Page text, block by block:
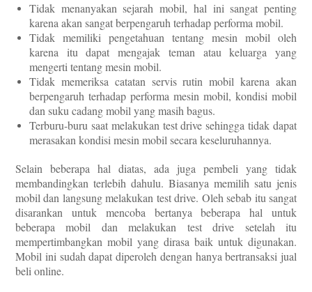
Tidak menanyakan sejarah mobil, hal ini sangat penting
karena akan sangat berpengaruh terhadap performa mobil.
Tidak memiliki pengetahuan tentang mesin mobil oleh
karena itu dapat mengajak teman atau keluarga yang
mengerti tentang mesin mobil.
Tidak memeriksa catatan servis rutin mobil karena akan
berpengaruh terhadap performa mesin mobil, kondisi mobil
dan suku cadang mobil yang masih bagus.
Terburu-buru saat melakukan test drive sehingga tidak dapat
merasakan kondisi mesin mobil secara keseluruhannya.
Selain beberapa hal diatas, ada juga pembeli yang tidak
membandingkan terlebih dahulu. Biasanya memilih satu jenis
mobil dan langsung melakukan test drive. Oleh sebab itu sangat
disarankan untuk mencoba bertanya beberapa hal untuk
beberapa mobil dan melakukan test drive setelah itu
mempertimbangkan mobil yang dirasa baik untuk digunakan.
Mobil ini sudah dapat diperoleh dengan hanya bertransaksi jual
beli online.